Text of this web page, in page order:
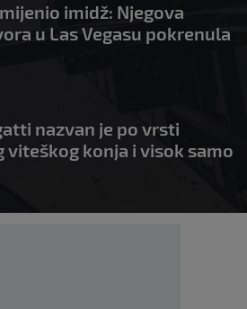
imidž: Njegova
u Las Vegasu pokrenula
nazvan je po vrsti
konja i visok samo